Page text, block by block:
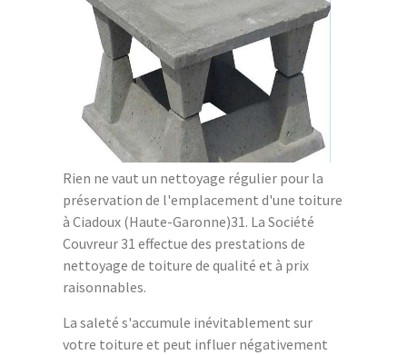
Rien ne vaut un nettoyage régulier pour la
préservation de l'emplacement d'une toiture
à Ciadoux (Haute-Garonne)31. La Société
Couvreur 31 effectue des prestations de
nettoyage de toiture de qualité et à prix
raisonnables.
La saleté s'accumule inévitablement sur
votre toiture et peut influer négativement